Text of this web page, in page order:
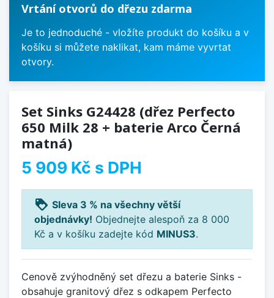
Vrtání otvorů do dřezu zdarma
Je to jednoduché - vložíte produkt do košíku a v
košíku si můžete naklikat, kam máme vyvrtat
otvory.
Set Sinks G24428 (dřez Perfecto
650 Milk 28 + baterie Arco Černá
matná)
5 909 Kč s DPH
loyalty Sleva 3 % na všechny větší
objednávky! Objednejte alespoň za 8 000
Kč a v košíku zadejte kód MINUS3.
Cenově zvýhodněný set dřezu a baterie Sinks -
obsahuje granitový dřez s odkapem Perfecto